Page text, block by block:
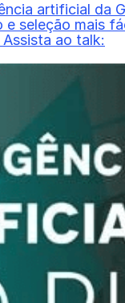
artificial da
seleção mais
ao talk: